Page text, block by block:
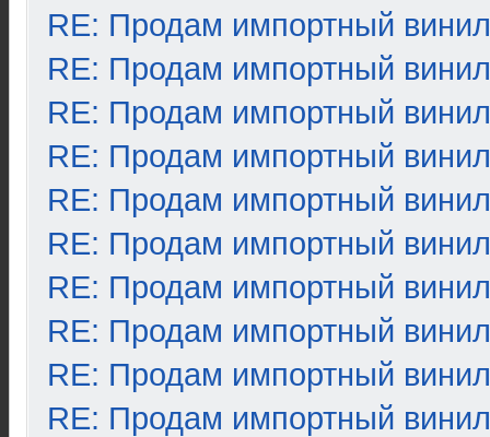
RE: Продам импортный винил
RE: Продам импортный винил
RE: Продам импортный винил
RE: Продам импортный винил
RE: Продам импортный винил
RE: Продам импортный винил
RE: Продам импортный винил
RE: Продам импортный винил
RE: Продам импортный винил
RE: Продам импортный винил